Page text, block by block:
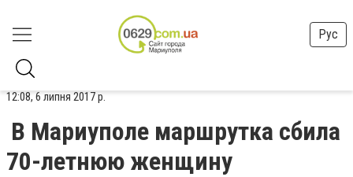
Рус
12:08, 6 липня 2017 р.
В Мариуполе маршрутка сбила
70-летнюю женщину